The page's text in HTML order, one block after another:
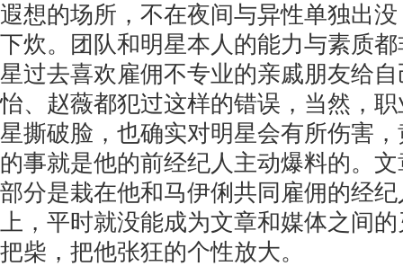
遐想的场所，不在夜间与异性单独出
下炊。团队和明星本人的能力与素质
星过去喜欢雇佣不专业的亲戚朋友给
怡、赵薇都犯过这样的错误，当然，
星撕破脸，也确实对明星会有所伤害
的事就是他的前经纪人主动爆料的。
部分是栽在他和马伊俐共同雇佣的经
上，平时就没能成为文章和媒体之间
把柴，把他张狂的个性放大。